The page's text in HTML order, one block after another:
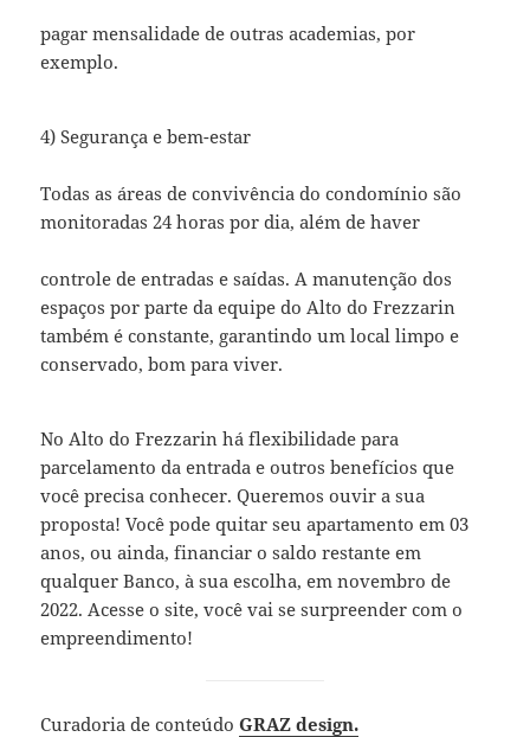
pagar mensalidade de outras academias, por
exemplo.
4) Segurança e bem-estar
Todas as áreas de convivência do condomínio são
monitoradas 24 horas por dia, além de haver
controle de entradas e saídas. A manutenção dos
espaços por parte da equipe do Alto do Frezzarin
também é constante, garantindo um local limpo e
conservado, bom para viver.
No Alto do Frezzarin há flexibilidade para
parcelamento da entrada e outros benefícios que
você precisa conhecer. Queremos ouvir a sua
proposta! Você pode quitar seu apartamento em 03
anos, ou ainda, financiar o saldo restante em
qualquer Banco, à sua escolha, em novembro de
2022. Acesse o site, você vai se surpreender com o
empreendimento!
Curadoria de conteúdoGRAZ design.